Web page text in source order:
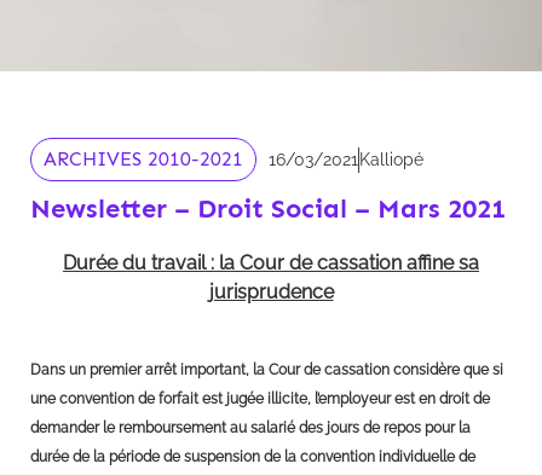
ARCHIVES 2010-2021 16/03/2021 Kalliopé
Newsletter – Droit Social – Mars 2021
Durée du travail : la Cour de cassation affine sa
jurisprudence
Dans un premier arrêt important, la Cour de cassation considère que si
une convention de forfait est jugée illicite, l’employeur est en droit de
demander le remboursement au salarié des jours de repos pour la
durée de la période de suspension de la convention individuelle de